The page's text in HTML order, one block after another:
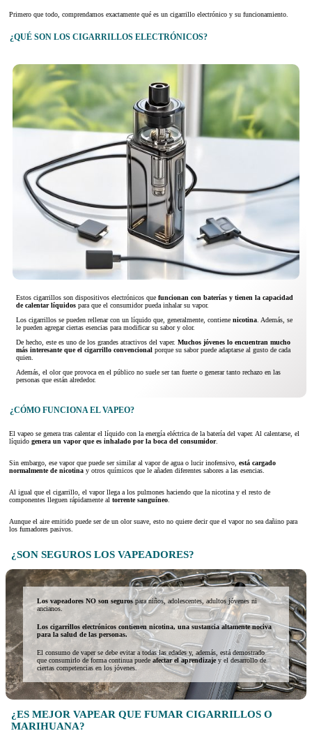
Primero que todo, comprendamos exactamente qué es un cigarrillo electrónico y su funcionamiento.
¿QUÉ SON LOS CIGARRILLOS ELECTRÓNICOS?
Estos cigarrillos son dispositivos electrónicos que funcionan con baterías y tienen la capacidad
de calentar líquidos para que el consumidor pueda inhalar su vapor.
Los cigarrillos se pueden rellenar con un líquido que, generalmente, contiene nicotina . Además, se
le pueden agregar ciertas esencias para modificar su sabor y olor.
De hecho, este es uno de los grandes atractivos del vaper. Muchos jóvenes lo encuentran mucho
más interesante que el cigarrillo convencional porque su sabor puede adaptarse al gusto de cada
quien.
Además, el olor que provoca en el público no suele ser tan fuerte o generar tanto rechazo en las
personas que están alrededor.
¿CÓMO FUNCIONA EL VAPEO?
El vapeo se genera tras calentar el líquido con la energía eléctrica de la batería del vaper. Al calentarse, el
líquido genera un vapor que es inhalado por la boca del consumidor.
Sin embargo, ese vapor que puede ser similar al vapor de agua o lucir inofensivo, está cargado
normalmente de nicotina y otros químicos que le añaden diferentes sabores a las esencias.
Al igual que el cigarrillo, el vapor llega a los pulmones haciendo que la nicotina y el resto de
componentes lleguen rápidamente al torrente sanguíneo.
Aunque el aire emitido puede ser de un olor suave, esto no quiere decir que el vapor no sea dañino para
los fumadores pasivos.
¿SON SEGUROS LOS VAPEADORES?
Los vapeadores NO son segurospara niños, adolescentes, adultos jóvenes ni
ancianos.
Los cigarrillos electrónicos contienen nicotina, una sustancia altamente nociva
para la salud de las personas.
El consumo de vaper se debe evitar a todas las edades y, además, está demostrado
que consumirlo de forma continua puede afectar el aprendizaje y el desarrollo de
ciertas competencias en los jóvenes.
¿ES MEJOR VAPEAR QUE FUMAR CIGARRILLOS O
MARIHUANA?